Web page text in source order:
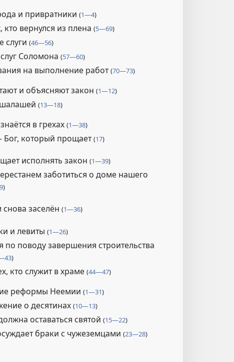
и привратники (1—4)
кто вернулся из плена (5—69)
слуги (46—56)
Соломона (57—60)
на выполнение работ(70—73)
и объясняют закон (1—12)
(13—18)
в грехах (1—38)
Бог, который прощает(17)
исполнять закон (1—39)
заботиться о доме нашего
)
заселён (1—36)
и левиты (1—26)
поводу завершения строительства
)
кто служит в храме (44—47)
реформы Неемии (1—31)
о десятинах (10—13)
оставаться святой (15—22)
браки с чужеземцами (23—28)